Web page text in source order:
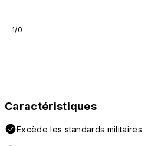
1/0
Caractéristiques
Excède les standards militaires